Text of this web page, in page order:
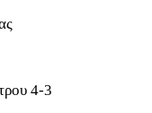
4-3